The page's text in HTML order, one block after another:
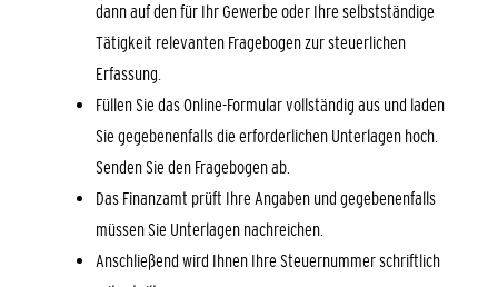
dann auf den für Ihr Gewerbe oder Ihre selbstständige
Tätigkeit relevanten Fragebogen zur steuerlichen
Erfassung.
Füllen Sie das Online-Formular vollständig aus und laden
Sie gegebenenfalls die erforderlichen Unterlagen hoch.
Senden Sie den Fragebogen ab.
Das Finanzamt prüft Ihre Angaben und gegebenenfalls
müssen Sie Unterlagen nachreichen.
Anschließend wird Ihnen Ihre Steuernummer schriftlich